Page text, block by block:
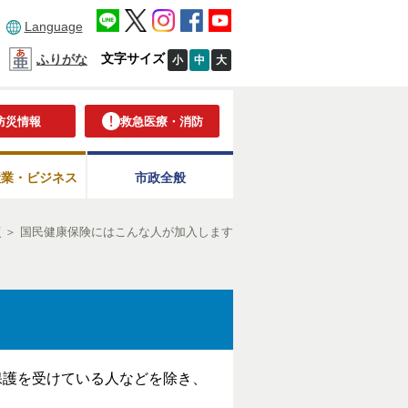
Language
ふりがな 文字サイズ 小 中 大
災情報 救急医療・消防
・ビジネス 市政全般
＞ 国民健康保険にはこんな人が加入します
を受けている人などを除き、